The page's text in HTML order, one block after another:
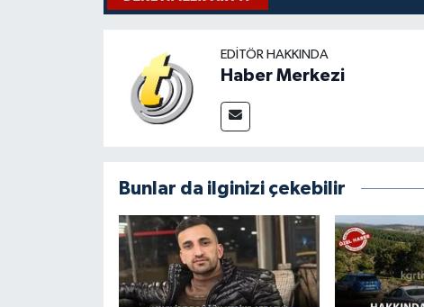
EDITÖR HAKKINDA
Haber Merkezi
Bunlar da ilginizi çekebilir